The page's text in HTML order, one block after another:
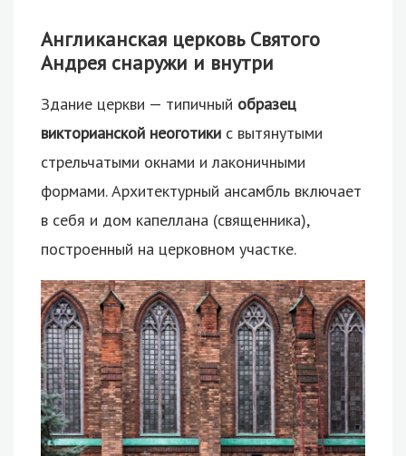
Англиканская церковь Святого
Андрея снаружи и внутри
Здание церкви — типичный образец
викторианской неоготики с вытянутыми
стрельчатыми окнами и лаконичными
формами. Архитектурный ансамбль включает
в себя и дом капеллана (священника),
построенный на церковном участке.